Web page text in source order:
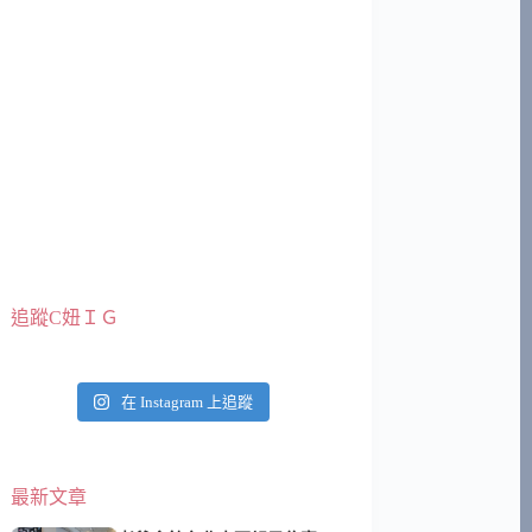
追蹤C妞ＩＧ
在 Instagram 上追蹤
最新文章